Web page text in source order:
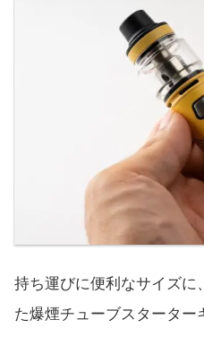
持ち運びに便利なサイズに
た爆煙チューブスターター